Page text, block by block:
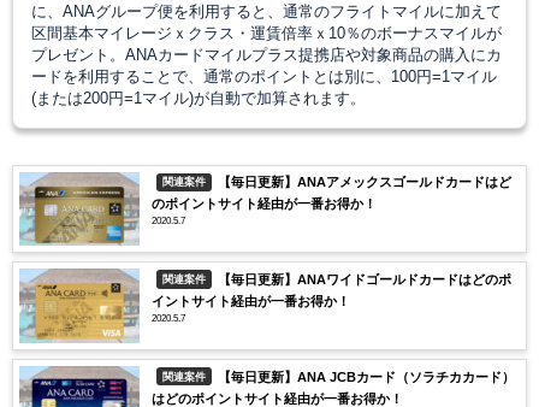
に、 ANAグループ便を利用すると、通常のフライトマイルに加えて
区間基本マイレージｘクラス・運賃倍率ｘ10％のボーナスマイルが
プレゼント。 ANAカードマイルプラス提携店や対象商品の購入にカ
ードを利用することで、通常のポイントとは別に、100円=1マイル
(または200円=1マイル)が自動で加算されます。
関連案件
【毎日更新】ANAアメックスゴールドカードはど
のポイントサイト経由が一番お得か！
2020.5.7
関連案件
【毎日更新】ANAワイドゴールドカードはどのポ
イントサイト経由が一番お得か！
2020.5.7
関連案件
【毎日更新】ANA JCBカード（ソラチカカード）
はどのポイントサイト経由が一番お得か！